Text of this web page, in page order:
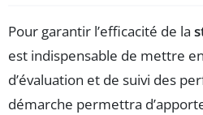
Pour garantir l’efficacité de la
est indispensable de mettre
d’évaluation et de suivi des
démarche permettra